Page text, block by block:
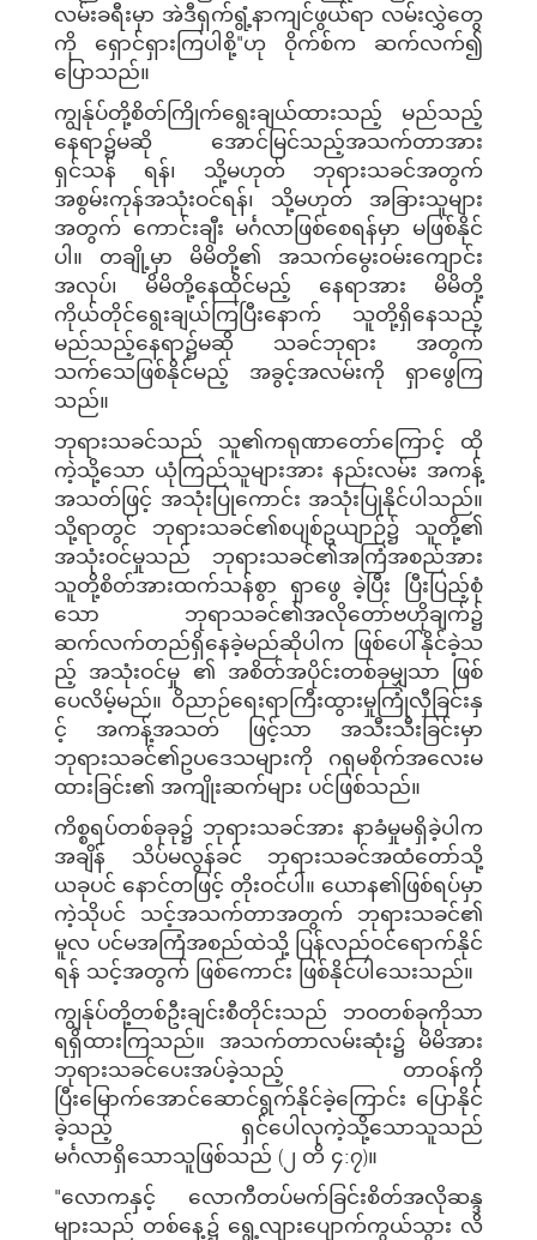
လမ်းခရီးမှာ အဲဒီရှက်ရွံ့နာကျင်ဖွယ်ရာ လမ်းလွှဲတွေ
ကို ရှောင်ရှားကြပါစို့"ဟု ဝိုက်စ်က ဆက်လက်၍
ပြောသည်။
ကျွန်ုပ်တို့စိတ်ကြိုက်ရွေးချယ်ထားသည့် မည်သည့်
နေရာ၌မဆို အောင်မြင်သည့်အသက်တာအား
ရှင်သန် ရန်၊ သို့မဟုတ် ဘုရားသခင်အတွက်
အစွမ်းကုန်အသုံးဝင်ရန်၊ သို့မဟုတ် အခြားသူများ
အတွက် ကောင်းချီး မင်္ဂလာဖြစ်စေရန်မှာ မဖြစ်နိုင်
ပါ။ တချို့မှာ မိမိတို့၏ အသက်မွေးဝမ်းကျောင်း
အလုပ်၊ မိမိတို့နေထိုင်မည့် နေရာအား မိမိတို့
ကိုယ်တိုင်ရွေးချယ်ကြပြီးနောက် သူတို့ရှိနေသည့်
မည်သည့်နေရာ၌မဆို သခင်ဘုရား အတွက်
သက်သေဖြစ်နိုင်မည့် အခွင့်အလမ်းကို ရှာဖွေကြ
သည်။
ဘုရားသခင်သည် သူ၏ကရုဏာတော်ကြောင့် ထို
ကဲ့သို့သော ယုံကြည်သူများအား နည်းလမ်း အကန့်
အသတ်ဖြင့် အသုံးပြုကောင်း အသုံးပြုနိုင်ပါသည်။
သို့ရာတွင် ဘုရားသခင်၏စပျစ်ဥယျာဉ်၌ သူတို့၏
အသုံးဝင်မှုသည် ဘုရားသခင်၏အကြံအစည်အား
သူတို့စိတ်အားထက်သန်စွာ ရှာဖွေ ခဲ့ပြီး ပြီးပြည့်စုံ
သော ဘုရာသခင်၏အလိုတော်ဗဟိုချက်၌
ဆက်လက်တည်ရှိနေခဲ့မည်ဆိုပါက ဖြစ်ပေါ်နိုင်ခဲ့သ
ည့် အသုံးဝင်မှု ၏ အစိတ်အပိုင်းတစ်ခုမျှသာ ဖြစ်
ပေလိမ့်မည်။ ဝိညာဉ်ရေးရာကြီးထွားမှုကြုံလှီခြင်းနှ
င့် အကန့်အသတ် ဖြင့်သာ အသီးသီးခြင်းမှာ
ဘုရားသခင်၏ဥပဒေသများကို ဂရုမစိုက်အလေးမ
ထားခြင်း၏ အကျိုးဆက်များ ပင်ဖြစ်သည်။
ကိစ္စရပ်တစ်ခုခု၌ ဘုရားသခင်အား နာခံမှုမရှိခဲ့ပါက
အချိန် သိပ်မလွန်ခင် ဘုရားသခင်အထံတော်သို့
ယခုပင် နောင်တဖြင့် တိုးဝင်ပါ။ ယောန၏ဖြစ်ရပ်မှာ
ကဲ့သိုပင် သင့်အသက်တာအတွက် ဘုရားသခင်၏
မူလ ပင်မအကြံအစည်ထဲသို့ ပြန်လည်ဝင်ရောက်နိုင်
ရန် သင့်အတွက် ဖြစ်ကောင်း ဖြစ်နိုင်ပါသေးသည်။
ကျွန်ုပ်တို့တစ်ဦးချင်းစီတိုင်းသည် ဘဝတစ်ခုကိုသာ
ရရှိထားကြသည်။ အသက်တာလမ်းဆုံး၌ မိမိအား
ဘုရားသခင်ပေးအပ်ခဲ့သည့် တာဝန်ကို
ပြီးမြောက်အောင်ဆောင်ရွက်နိုင်ခဲ့ကြောင်း ပြောနိုင်
ခဲ့သည့် ရှင်ပေါလုကဲ့သို့သောသူသည်
မင်္ဂလာရှိသောသူဖြစ်သည် (၂ တိ ၄:၇)။
"လောကနှင့် လောကီတပ်မက်ခြင်းစိတ်အလိုဆန္ဒ
များသည် တစ်နေ့၌ ရွေ့လျားပျောက်ကွယ်သွား လိ